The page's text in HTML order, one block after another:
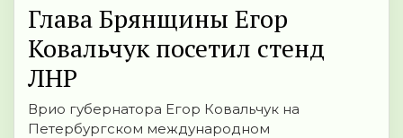
Глава Брянщины Егор
Ковальчук посетил стенд
ЛНР
Врио губернатора Егор Ковальчук на
Петербургском международном